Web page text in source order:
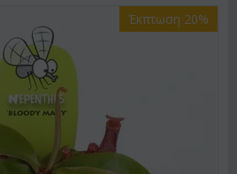
Έκπτωση 20%